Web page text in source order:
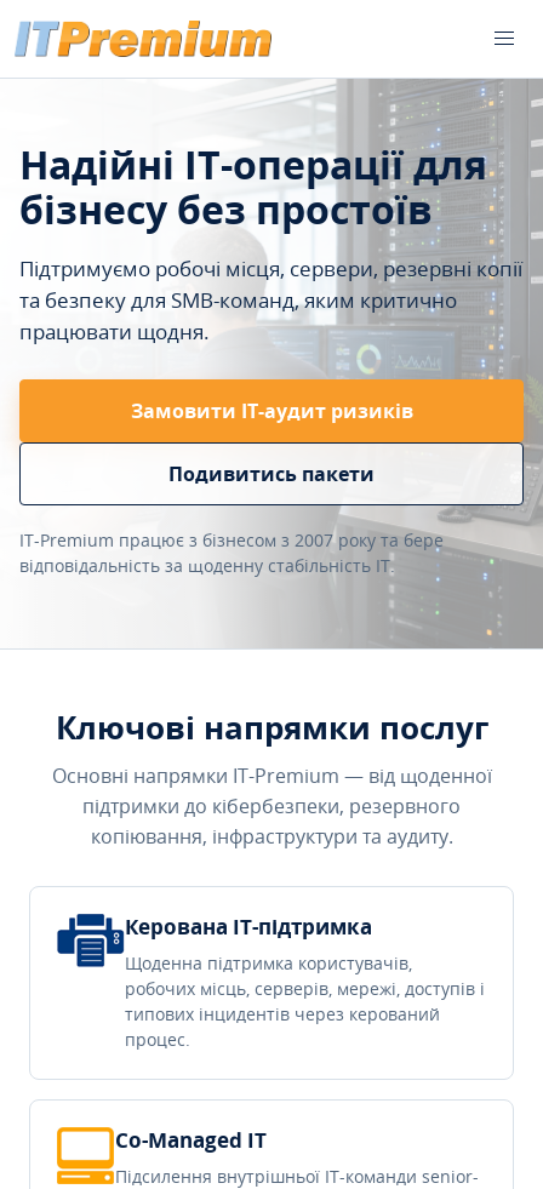
Надійні IT-операції для
бізнесу без простоїв
Підтримуємо робочі місця, сервери, резервні копії
та безпеку для SMB-команд, яким критично
працювати щодня.
Замовити ІТ-аудит ризиків
Подивитись пакети
IT-Premium працює з бізнесом з 2007 року та бере
відповідальність за щоденну стабільність IT.
Ключові напрямки послуг
Основні напрямки IT-Premium — від щоденної
підтримки до кібербезпеки, резервного
копіювання, інфраструктури та аудиту.
Керована IT-підтримка
Щоденна підтримка користувачів,
робочих місць, серверів, мережі, доступів і
типових інцидентів через керований
процес.
Co-Managed IT
Підсилення внутрішньої IT-команди senior-